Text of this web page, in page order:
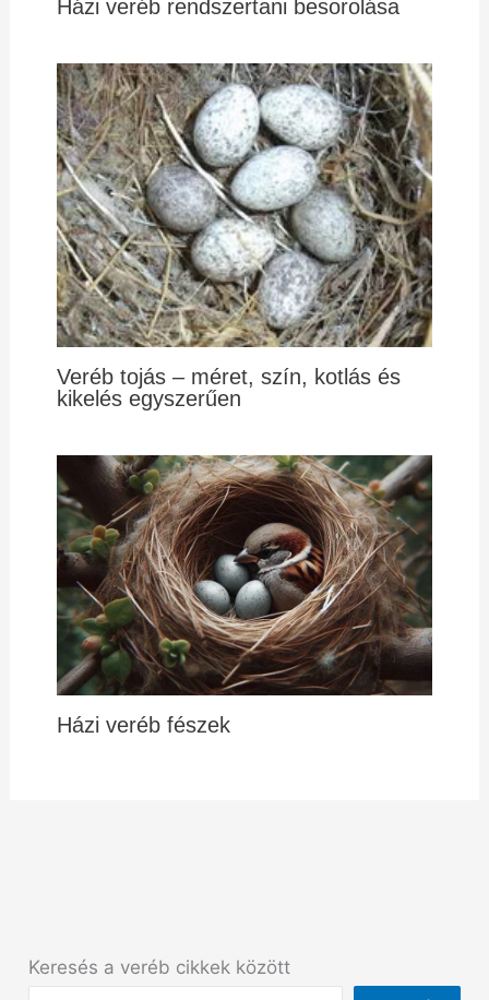
Házi veréb rendszertani besorolása
Veréb tojás – méret, szín, kotlás és
kikelés egyszerűen
Házi veréb fészek
Keresés a veréb cikkek között